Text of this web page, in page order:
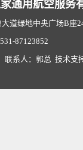
通用航空服务
道绿地中央广场B座
87123852
联系人：郭总 技术支